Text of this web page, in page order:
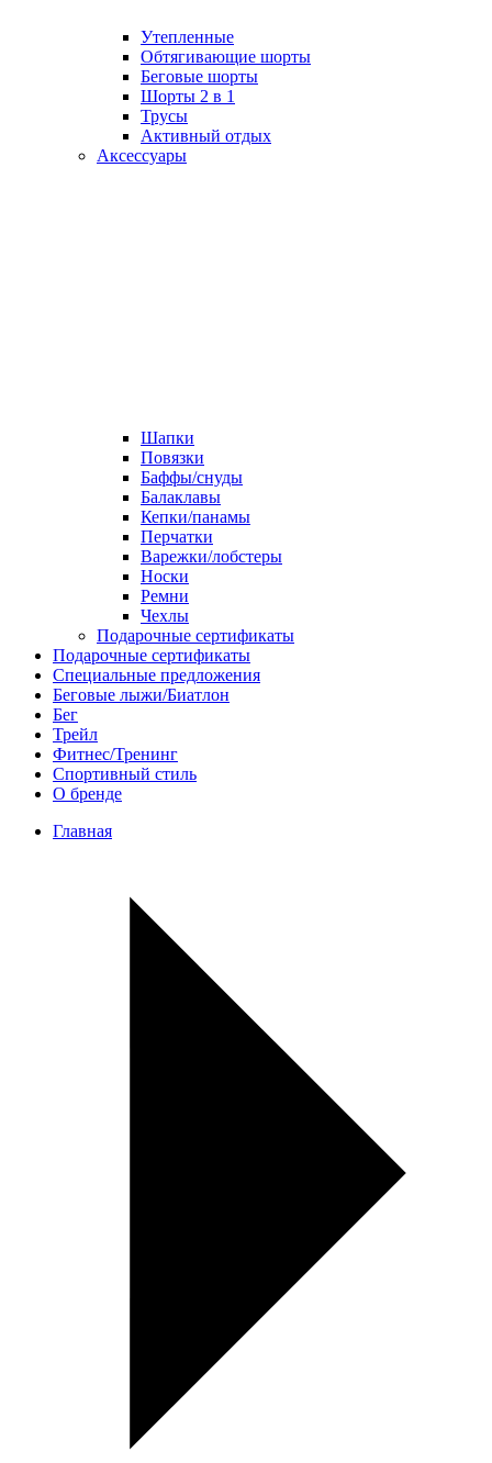
Утепленные
Обтягивающие шорты
Беговые шорты
Шорты 2 в 1
Трусы
Активный отдых
Аксессуары
Шапки
Повязки
Баффы/снуды
Балаклавы
Кепки/панамы
Перчатки
Варежки/лобстеры
Носки
Ремни
Чехлы
Подарочные сертификаты
Подарочные сертификаты
Специальные предложения
Беговые лыжи/Биатлон
Бег
Трейл
Фитнес/Тренинг
Спортивный стиль
О бренде
Главная